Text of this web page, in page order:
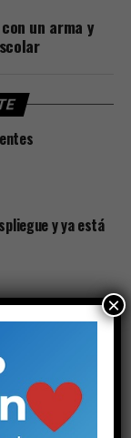
un arma y
y ya está
detenido con
por la
Lago Villarrica
o en los
×